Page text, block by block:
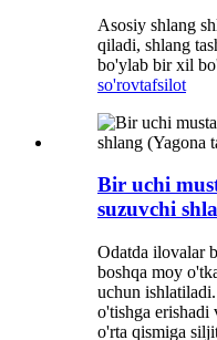
Asosiy shlang
qiladi, shlang
bo'ylab bir xil
so'rovtafsilot
Bir uchi
suzuvchi
Odatda ilovalar
boshqa moy
uchun
o'tishga erishadi
o'rta qismiga